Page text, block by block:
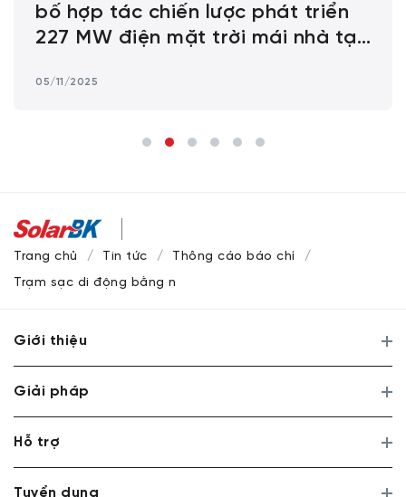
bố hợp tác chiến lược phát triển
227 MW điện mặt trời mái nhà tại
Nam
05/11/2025
Trang chủ Tin tức
Thông cáo báo chí
Trạm sạc di động bằng năng lượng mặt trời SolarBK-EDEC
Giới thiệu
Giải pháp
Hỗ trợ
Tuyển dụng